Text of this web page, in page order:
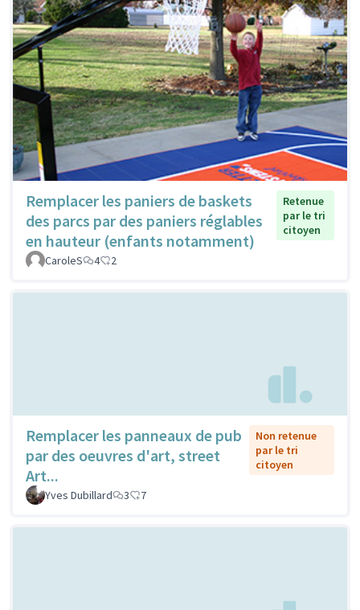
Remplacer les paniers de baskets
des parcs par des paniers réglables
en hauteur (enfants notamment)
Retenue
par le tri
citoyen
CaroleS 4 2
Remplacer les panneaux de pub
par des oeuvres d'art, street
Art...
Non retenue
par le tri
citoyen
Yves Dubillard 3 7